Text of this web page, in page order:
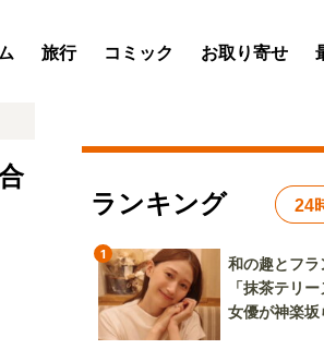
旅行 コミック お取り寄せ
ランキング 24
1
和の趣とフ
「抹茶テリ
女優が神楽